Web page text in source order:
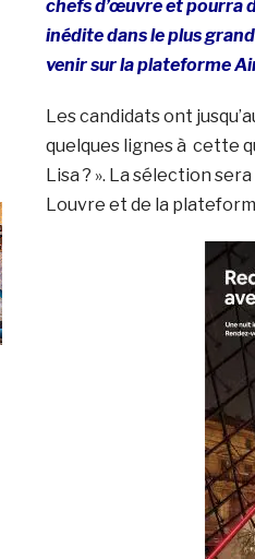
chefs d’œuvre et pourra
inédite dans le plus
venir sur la plateforme
Les candidats ont
quelques lignes à cette
Lisa ? ». La sélection
Louvre et de la